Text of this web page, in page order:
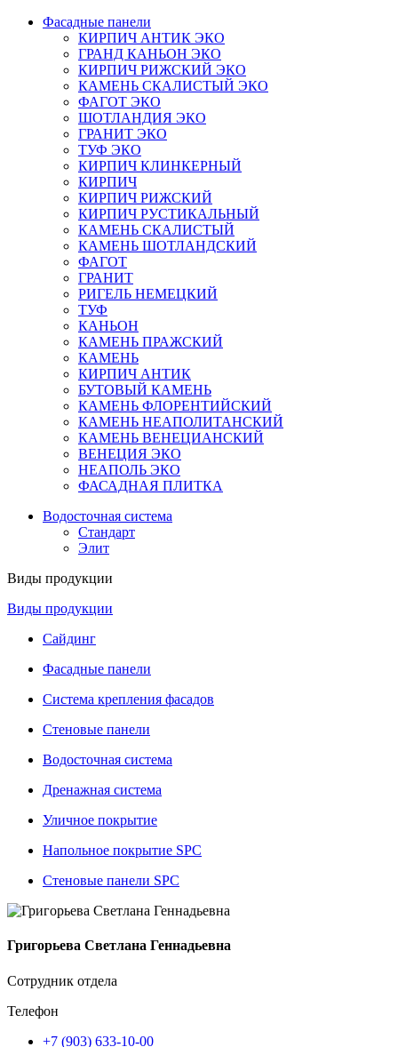
Фасадные панели
КИРПИЧ АНТИК ЭКО
ГРАНД КАНЬОН ЭКО
КИРПИЧ РИЖСКИЙ ЭКО
КАМЕНЬ СКАЛИСТЫЙ ЭКО
ФАГОТ ЭКО
ШОТЛАНДИЯ ЭКО
ГРАНИТ ЭКО
ТУФ ЭКО
КИРПИЧ КЛИНКЕРНЫЙ
КИРПИЧ
КИРПИЧ РИЖСКИЙ
КИРПИЧ РУСТИКАЛЬНЫЙ
КАМЕНЬ СКАЛИСТЫЙ
КАМЕНЬ ШОТЛАНДСКИЙ
ФАГОТ
ГРАНИТ
РИГЕЛЬ НЕМЕЦКИЙ
ТУФ
КАНЬОН
КАМЕНЬ ПРАЖСКИЙ
КАМЕНЬ
КИРПИЧ АНТИК
БУТОВЫЙ КАМЕНЬ
КАМЕНЬ ФЛОРЕНТИЙСКИЙ
КАМЕНЬ НЕАПОЛИТАНСКИЙ
КАМЕНЬ ВЕНЕЦИАНСКИЙ
ВЕНЕЦИЯ ЭКО
НЕАПОЛЬ ЭКО
ФАСАДНАЯ ПЛИТКА
Водосточная система
Стандарт
Элит
Виды продукции
Виды продукции
Сайдинг
Фасадные панели
Система крепления фасадов
Стеновые панели
Водосточная система
Дренажная система
Уличное покрытие
Напольное покрытие SPC
Стеновые панели SPC
Григорьева Светлана Геннадьевна
Сотрудник отдела
Телефон
+7 (903) 633-10-00